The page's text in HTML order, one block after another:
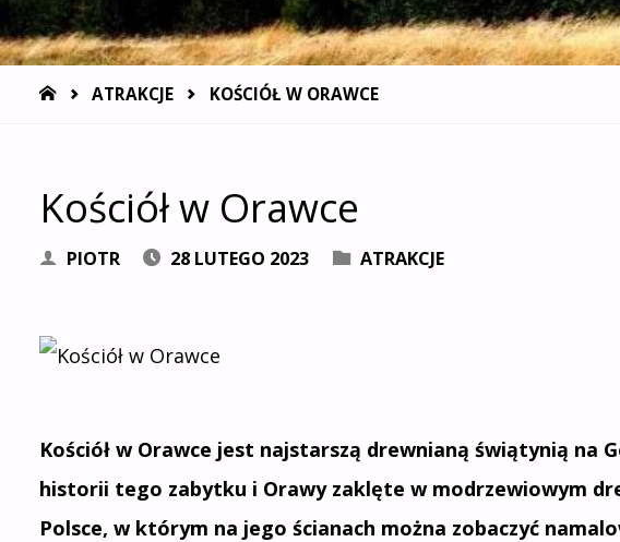
STRONA
ATRAKCJE KOŚCIÓŁ W ORAWCE
Kościół w Orawce
PIOTR 28 LUTEGO 2023 ATRAKCJE
Kościół w Orawce jest najstarszą drewnianą świątynią na
historii tego zabytku i Orawy zaklęte w modrzewiowym
Polsce, w którym na jego ścianach można zobaczyć